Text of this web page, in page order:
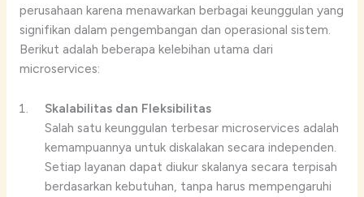
perusahaan karena menawarkan berbagai keunggulan yang
signifikan dalam pengembangan dan operasional sistem.
Berikut adalah beberapa kelebihan utama dari
microservices:
Skalabilitas dan Fleksibilitas
Salah satu keunggulan terbesar microservices adalah
kemampuannya untuk diskalakan secara independen.
Setiap layanan dapat diukur skalanya secara terpisah
berdasarkan kebutuhan, tanpa harus mempengaruhi